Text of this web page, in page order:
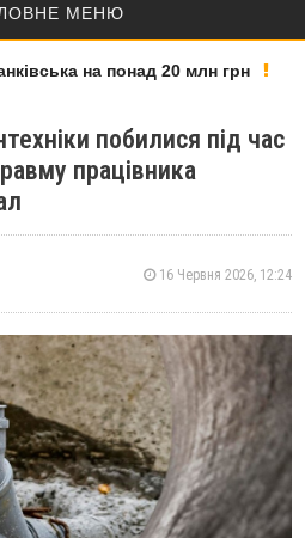
МЕНЮ
на понад 20 млн грн
побилися під час
працівника
16 Червня 2026, 12:24